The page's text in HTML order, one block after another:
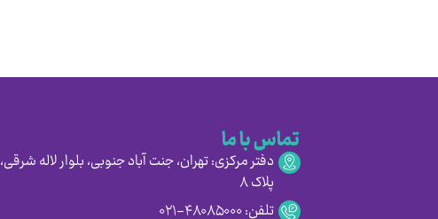
تماس با ما
دفتر مرکزی: تهران، جنت آباد جنوبی، بلوار لاله شرقی،
پلاک ۸
تلفن: ۴۸۰۸۵۰۰۰-۰۲۱